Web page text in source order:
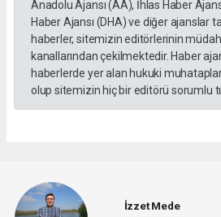
Anadolu Ajansı (AA), İhlas Haber
Haber Ajansı (DHA) ve diğer ajanslar
haberler, sitemizin editörlerinin
kanallarından çekilmektedir. Haber
haberlerde yer alan hukuki
olup sitemizin hiç bir editörü sorumlu
İzzet Mede